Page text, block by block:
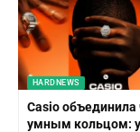
HARDNEWS
Casio объединила
умным кольцом: у